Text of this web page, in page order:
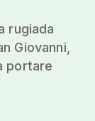
rugiada
Giovanni,
portare